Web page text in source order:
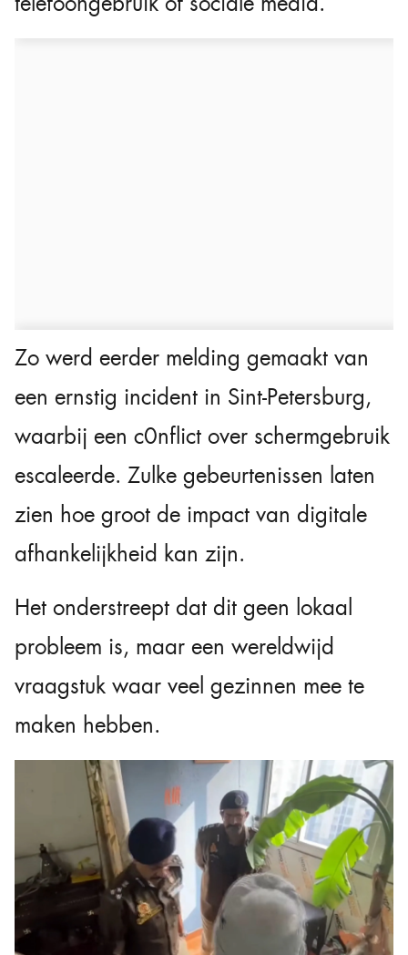
Zo werd eerder melding gemaakt van
een ernstig incident in Sint-Petersburg,
waarbij een c0nflict over schermgebruik
escaleerde. Zulke gebeurtenissen laten
zien hoe groot de impact van digitale
afhankelijkheid kan zijn.
Het onderstreept dat dit geen lokaal
probleem is, maar een wereldwijd
vraagstuk waar veel gezinnen mee te
maken hebben.